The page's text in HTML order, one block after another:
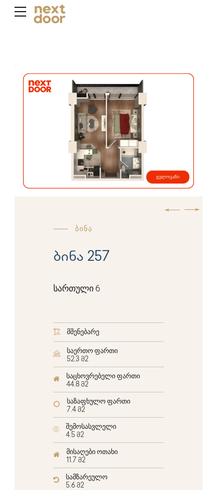
ბინა
ბინა 257
სართული 6
მშენებარე
საერთო ფართი
52.3 მ2
საცხოვრებელი ფართი
44.8 მ2
საზაფხულო ფართი
7.4 მ2
შემოსასვლელი
4.5 მ2
მისაღები ოთახი
11.7 მ2
სამზარეულო
5.6 მ2